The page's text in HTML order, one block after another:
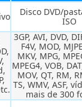
Disco DVD/
ISO
3GP, AVI, DVD,
F4V, MOD,
MKV, MPG,
MPEG4, VOB,
MOV, QT, RM,
TS, WMV, ASF,
mais de 300